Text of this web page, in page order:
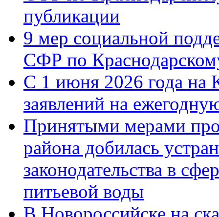
публикации
9 мер социальной
СФР по
С 1 июня 2026 года на
заявлений на
Принятыми мерами
района добилась
законодательства в
питьевой воды